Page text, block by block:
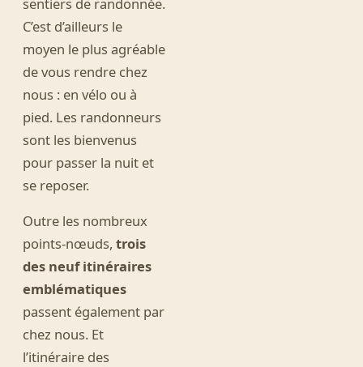
C’est d’ailleurs le
moyen le plus agréable
de vous rendre chez
nous : en vélo ou à
pied. Les randonneurs
sont les bienvenus
pour passer la nuit et
se reposer.
Outre les nombreux
points-nœuds, trois
des neuf itinéraires
emblématiques
passent également par
chez nous. Et
l’itinéraire des